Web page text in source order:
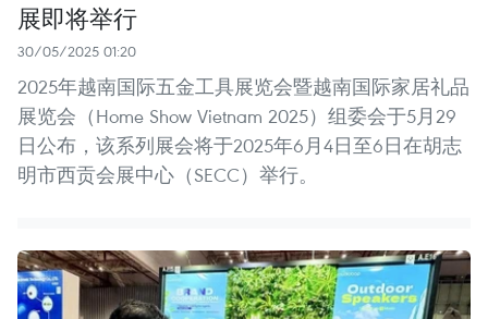
展即将举行
30/05/2025 01:20
2025年越南国际五金工具展览会暨越南国际家居礼品
展览会（Home Show Vietnam 2025）组委会于5月29
日公布，该系列展会将于2025年6月4日至6日在胡志
明市西贡会展中心（SECC）举行。